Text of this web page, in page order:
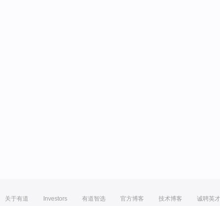
关于有道 Investors 有道智选 官方博客 技术博客 诚聘英才